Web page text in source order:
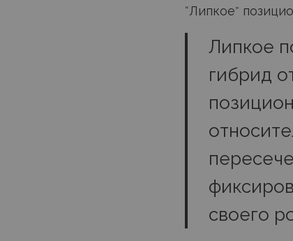
“Липкое”
Липкое
гибрид
своего